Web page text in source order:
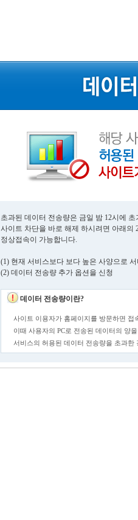
초과된 데이터 전송량은 금일 밤 12시에
사이트 차단을 바로 해제 하시려면 아래의
정상접속이 가능합니다.
(1) 현재 서비스보다 보다 높은 사양으로
(2) 데이터 전송량 추가 옵션을 신청
데이터 전송량이란?
사이트 이용자가 홈페이지를 방문하면 접
이때 사용자의 PC로 전송된 데이터의 양
서비스의 허용된 데이터 전송량을 초과